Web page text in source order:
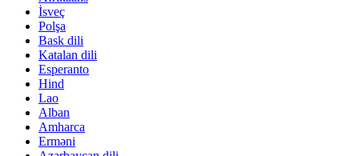
İsveç
Polşa
Bask dili
Katalan dili
Esperanto
Hind
Lao
Alban
Amharca
Erməni